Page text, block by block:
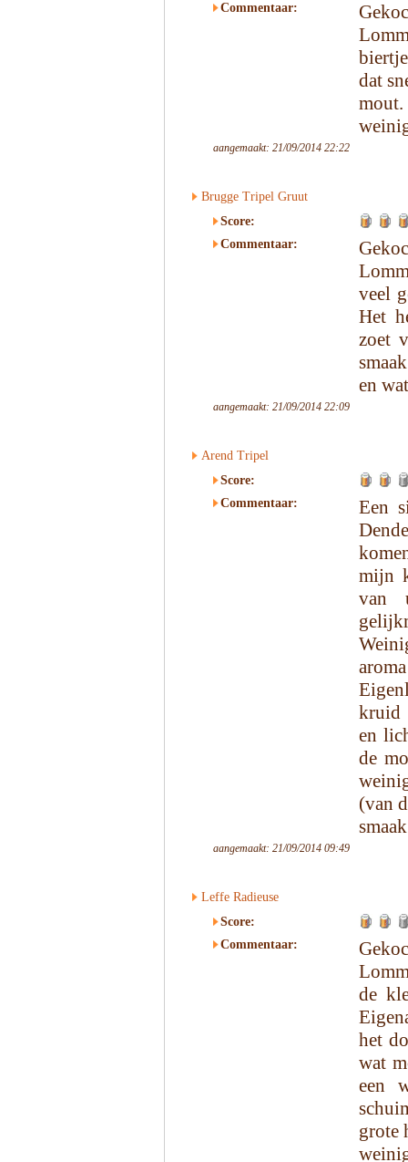
Commentaar:
dat
aangemaakt: 21/09/2014 22:22
Brugge Tripel Gruut
Score:
Commentaar:
veel
Het
zoet
en
aangemaakt: 21/09/2014 22:09
Arend Tripel
Score:
Commentaar:
Een
mijn
van
kruid
en
de
(van
aangemaakt: 21/09/2014 09:49
Leffe Radieuse
Score:
Commentaar:
de
het
wat
een
grote